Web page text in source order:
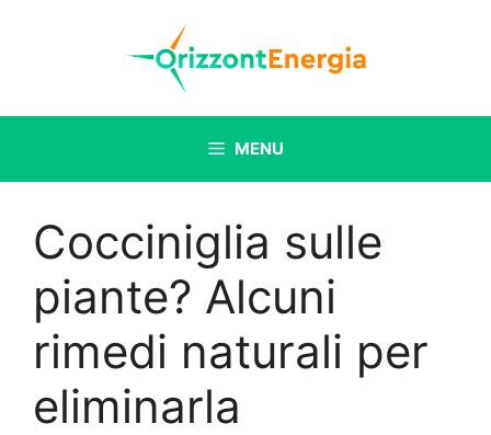
MENU
Cocciniglia sulle
piante? Alcuni
rimedi naturali per
eliminarla